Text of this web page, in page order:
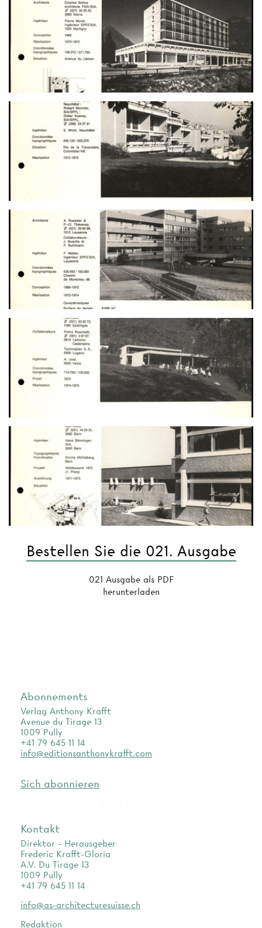
Bestellen Sie die 021. Ausgabe
021 Ausgabe als PDF
herunterladen
Abonnements
Verlag Anthony Krafft
Avenue du Tirage 13
1009 Pully
+41 79 645 11 14
info@editionsanthonykrafft.com
Sich abonnieren
Kontakt
Direktor - Herausgeber
Frederic Krafft-Gloria
A.V. Du Tirage 13
1009 Pully
+41 79 645 11 14
info@as-architecturesuisse.ch
Redaktion